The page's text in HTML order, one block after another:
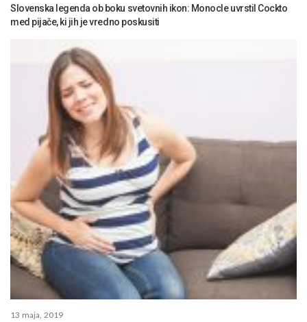
Slovenska legenda ob boku svetovnih ikon: Monocle uvrstil Cockto
med pijače, ki jih je vredno poskusiti
13 maja, 2019